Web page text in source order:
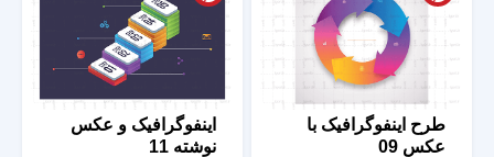
طرح اینفوگرافیک با
عکس 09
اینفوگرافیک و عکس
نوشته 11